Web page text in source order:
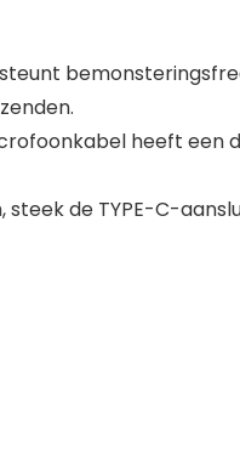
heeft
steek de TYPE-C-